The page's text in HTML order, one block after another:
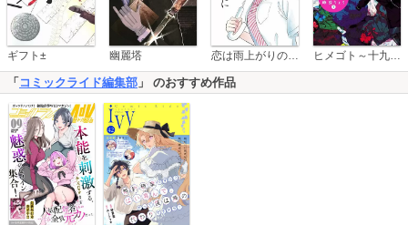
ギフト± 幽麗塔 恋は雨上がりのように ヒメゴト～十九歳の制服～
「 コミックライド編集部 」 のおすすめ作品